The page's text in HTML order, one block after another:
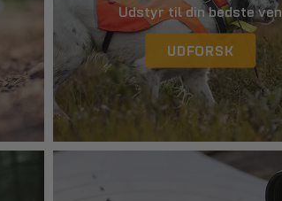
Udstyr til din bedste ven
UDFORSK